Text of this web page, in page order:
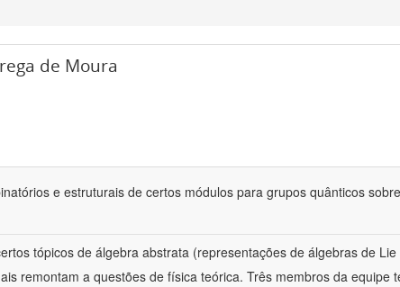
de Moura
e estruturais de certos módulos para grupos quânticos
tópicos de álgebra abstrata (representações de álgebras de
remontam a questões de física teórica. Três membros da equipe